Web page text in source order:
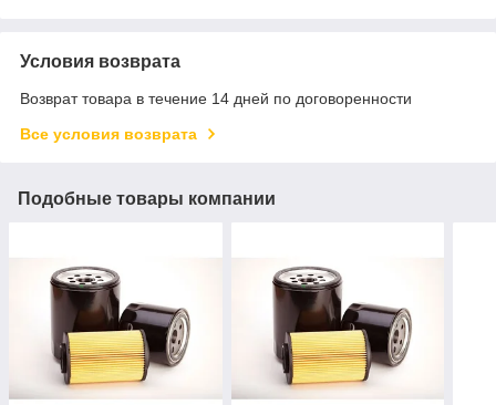
Условия возврата
Возврат товара в течение 14 дней по договоренности
Все условия возврата
Подобные товары компании